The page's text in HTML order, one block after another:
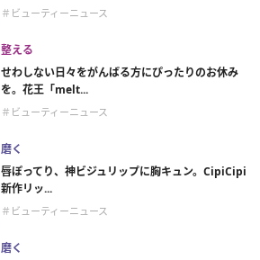
＃ビューティーニュース
整える
せわしない日々をがんばる方にぴったりのお休み
を。花王「melt...
＃ビューティーニュース
磨く
唇ぽってり、神ビジュリップに胸キュン。CipiCipi
新作リッ...
＃ビューティーニュース
磨く